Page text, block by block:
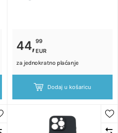
44,99
EUR
za jednokratno plaćanje
Dodaj u košaricu